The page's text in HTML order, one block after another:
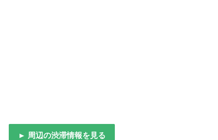
► 周辺の渋滞情報を見る